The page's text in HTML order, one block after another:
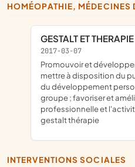
HOMÉOPATHIE, MÉDECINES
GESTALT ET
2017-03-07
promouvoir et développer la gestalt thérapie dans l'Ain ;
mettre à disposition du
du développement
groupe ; favoriser et
professionnelle et
gestalt thérapie
INTERVENTIONS SOCIALES